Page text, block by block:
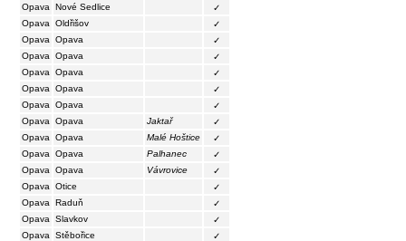
Opava
Nové Sedlice
✓
Opava
Oldřišov
✓
Opava
Opava
✓
Opava
Opava
✓
Opava
Opava
✓
Opava
Opava
✓
Opava
Opava
✓
Opava
Opava Jaktař
✓
Opava
Opava Malé Hoštice
✓
Opava
Opava Palhanec
✓
Opava
Opava Vávrovice
✓
Opava
Otice
✓
Opava
Raduň
✓
Opava
Slavkov
✓
Opava
Stěbořice
✓